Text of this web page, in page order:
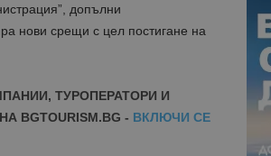
допълни
нови срещи с цел постигане на
ТУРОПЕРАТОРИ И
- ВКЛЮЧИ СЕ